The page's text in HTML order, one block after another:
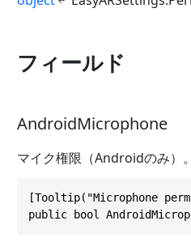
フィールド
AndroidMicrophone
マイク権限（Androidのみ）。
[Tooltip("Microphone
public bool